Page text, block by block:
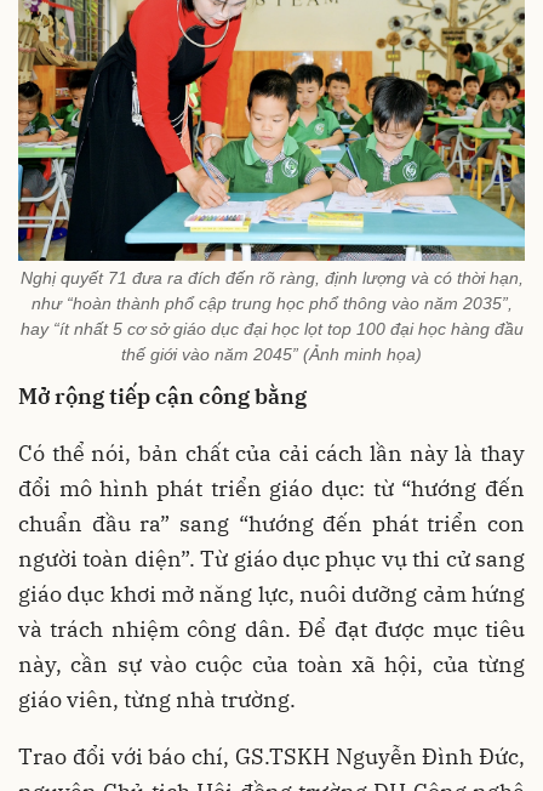
Nghị quyết 71 đưa ra đích đến rõ ràng, định lượng và có thời hạn,
như “hoàn thành phổ cập trung học phổ thông vào năm 2035”,
hay “ít nhất 5 cơ sở giáo dục đại học lọt top 100 đại học hàng đầu
thế giới vào năm 2045” (Ảnh minh họa)
Mở rộng tiếp cận công bằng
Có thể nói, bản chất của cải cách lần này là thay
đổi mô hình phát triển giáo dục: từ “hướng đến
chuẩn đầu ra” sang “hướng đến phát triển con
người toàn diện”. Từ giáo dục phục vụ thi cử sang
giáo dục khơi mở năng lực, nuôi dưỡng cảm hứng
và trách nhiệm công dân. Để đạt được mục tiêu
này, cần sự vào cuộc của toàn xã hội, của từng
giáo viên, từng nhà trường.
Trao đổi với báo chí, GS.TSKH Nguyễn Đình Đức,